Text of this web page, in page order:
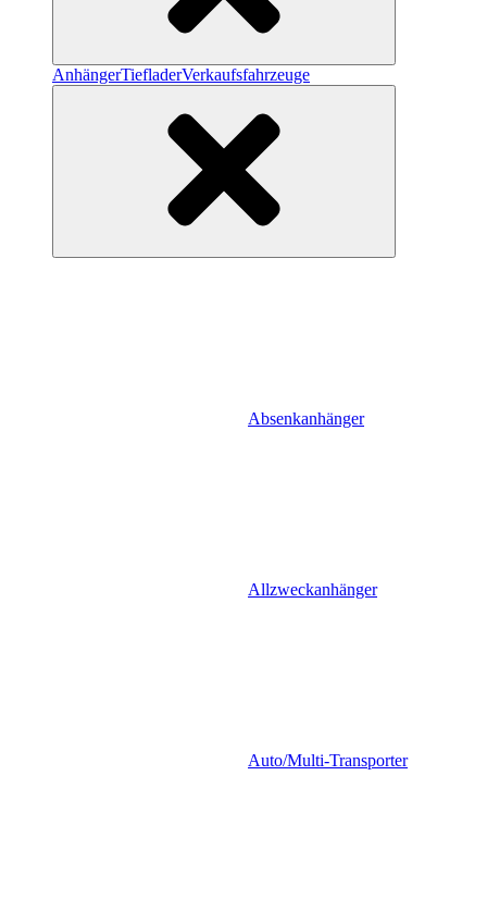
AnhängerTiefladerVerkaufsfahrzeuge
Absenkanhänger
Allzweckanhänger
Auto/Multi-Transporter